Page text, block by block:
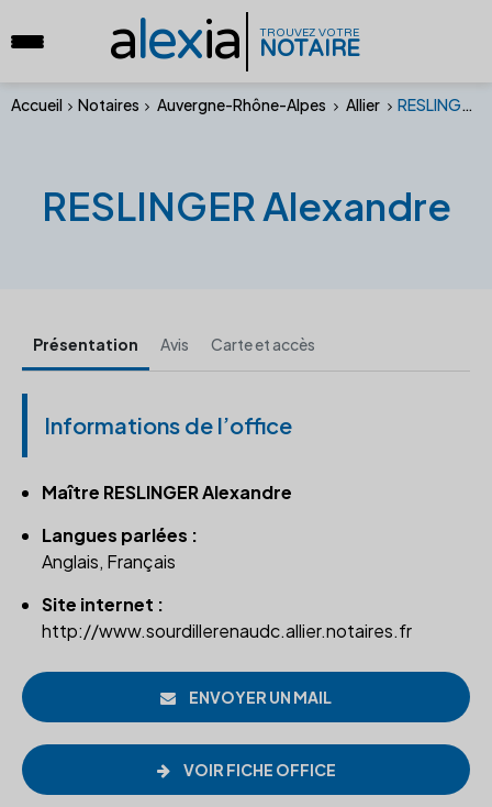
alexia TROUVEZ VOTRE
NOTAIRE
Accueil Notaires Auvergne-Rhône-Alpes Allier RESLINGER Alexandre
RESLINGER Alexandre
Présentation Avis Carte et accès
Informations de l’office
Maître RESLINGER Alexandre
Langues parlées :
Anglais, Français
Site internet :
http://www.sourdillerenaudc.allier.notaires.fr
ENVOYER UN MAIL
VOIR FICHE OFFICE